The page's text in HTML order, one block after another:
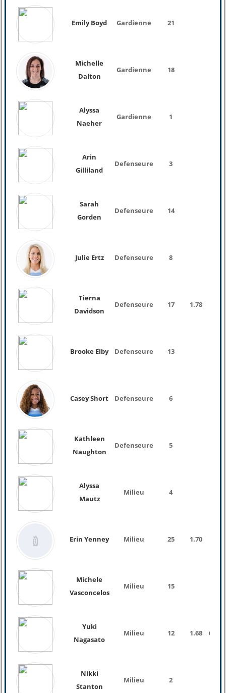
Emily Boyd Gardienne 21
Michelle
Dalton
Gardienne 18
Alyssa
Naeher
Gardienne 1
Arin
Gilliland
Defenseure 3
Sarah
Gorden
Defenseure 14
Julie Ertz Defenseure 8
Tierna
Davidson
Defenseure 17 1.78
Brooke Elby Defenseure 13
Casey Short Defenseure 6
Kathleen
Naughton
Defenseure 5
Alyssa
Mautz
Milieu 4
Erin Yenney Milieu 25 1.70
Michele
Vasconcelos
Milieu 15
Yuki
Nagasato
Milieu 12 1.68 60 Kg
Nikki
Stanton
Milieu 2